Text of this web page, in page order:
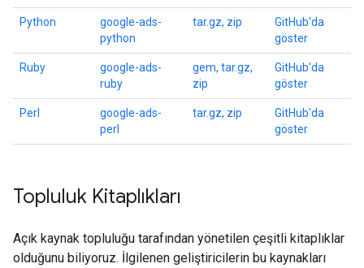
Python
google-ads-
python
tar.gz, zip
GitHub'da
göster
Ruby
google-ads-
ruby
gem, tar.gz,
zip
GitHub'da
göster
Perl
google-ads-
perl
tar.gz, zip
GitHub'da
göster
Topluluk Kitaplıkları
Açık kaynak topluluğu tarafından yönetilen çeşitli kitaplıklar
olduğunu biliyoruz. İlgilenen geliştiricilerin bu kaynakları